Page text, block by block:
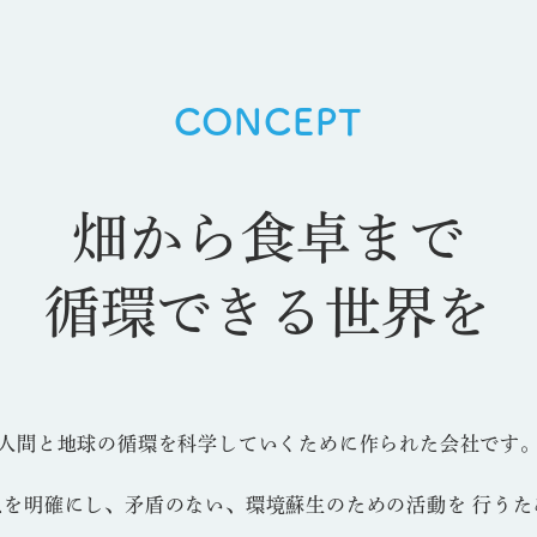
CONCEPT
畑から食卓まで
循環できる世界を
間と地球の循環を科学していくために作られた会社です。
明確にし、矛盾のない、環境蘇生のための活動を 行うた